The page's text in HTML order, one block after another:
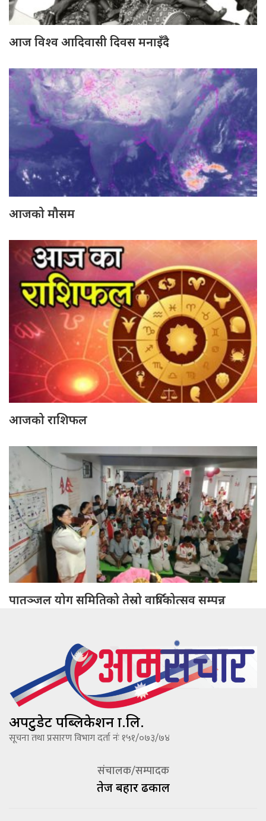
आज विश्व आदिवासी दिवस मनाइँदै
आजको मौसम
आजको राशिफल
पातञ्जल योग समितिको तेस्रो वार्षिकोत्सव सम्पन्न
अपटुडेट पब्लिकेशन प्रा.लि.
सूचना तथा प्रसारण विभाग दर्ता नंः १५१/०७३/७४
संचालक/सम्पादक
तेज बहादूर ढकाल